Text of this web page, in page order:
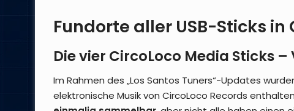
Fundorte aller USB-Sticks in
Die vier CircoLoco Media Sticks
Im Rahmen des „Los Santos Tuners“-Updates
elektronische Musik von CircoLoco Records